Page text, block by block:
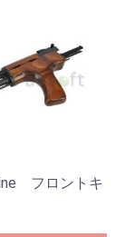
フロントキ